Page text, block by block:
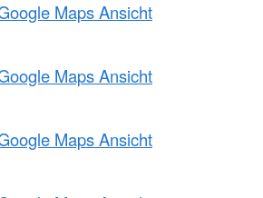
Maps Ansicht
Maps Ansicht
Maps Ansicht